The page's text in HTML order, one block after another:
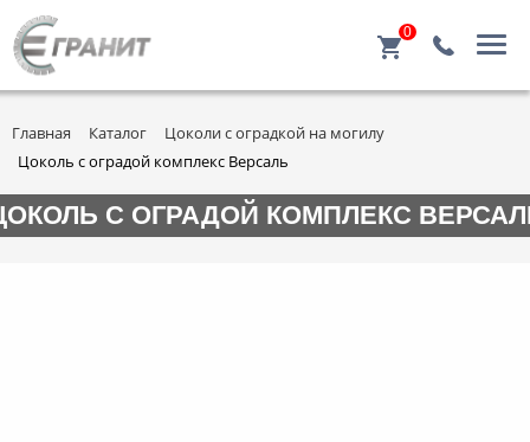
0
Главная Каталог
Цоколи с оградкой на могилу
Цоколь с оградой комплекс Версаль
С ОГРАДОЙ КОМПЛЕКС